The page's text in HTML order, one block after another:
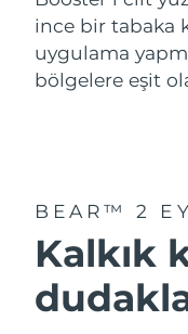
ince bir tabaka
uygulama
bölgelere eşit
BEAR™ 2
Kalkık
Slovenya
İspanya
İsveç